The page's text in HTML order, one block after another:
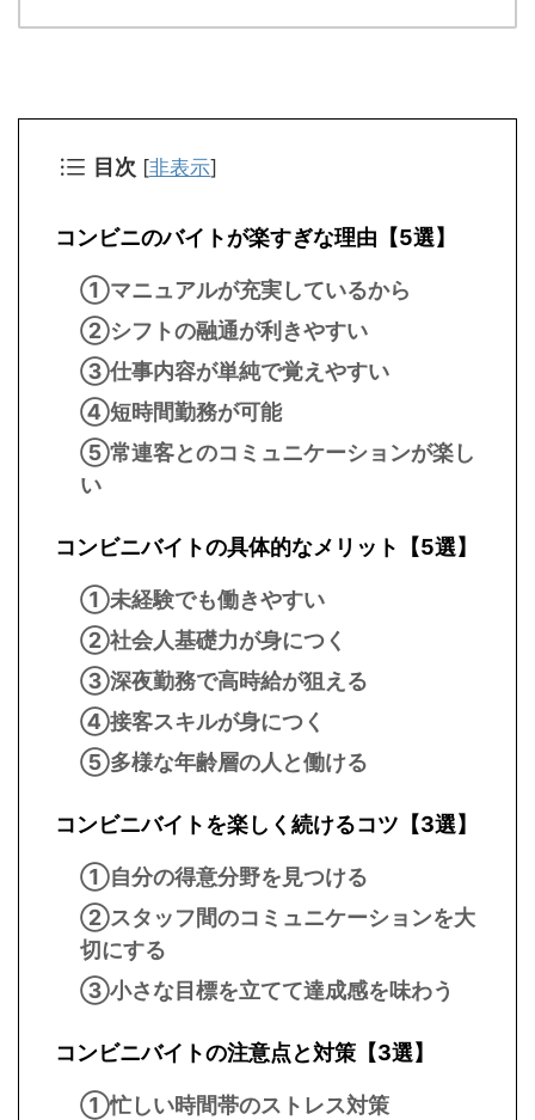
目次 [非表示]
コンビニのバイトが楽すぎな理由【5選】
①マニュアルが充実しているから
②シフトの融通が利きやすい
③仕事内容が単純で覚えやすい
④短時間勤務が可能
⑤常連客とのコミュニケーションが楽し
い
コンビニバイトの具体的なメリット【5選】
①未経験でも働きやすい
②社会人基礎力が身につく
③深夜勤務で高時給が狙える
④接客スキルが身につく
⑤多様な年齢層の人と働ける
コンビニバイトを楽しく続けるコツ【3選】
①自分の得意分野を見つける
②スタッフ間のコミュニケーションを大
切にする
③小さな目標を立てて達成感を味わう
コンビニバイトの注意点と対策【3選】
①忙しい時間帯のストレス対策